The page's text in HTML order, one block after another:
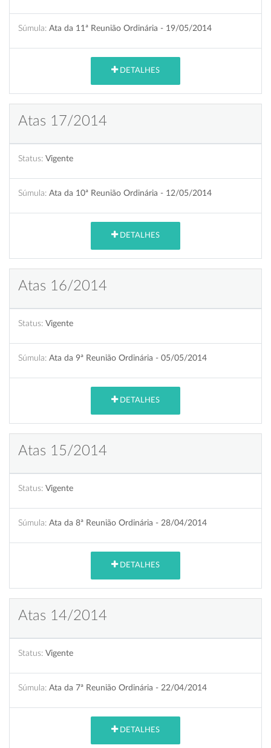
Súmula: Ata da 11ª Reunião Ordinária - 19/05/2014
DETALHES
Atas 17/2014
Status: Vigente
Súmula: Ata da 10ª Reunião Ordinária - 12/05/2014
DETALHES
Atas 16/2014
Status: Vigente
Súmula: Ata da 9ª Reunião Ordinária - 05/05/2014
DETALHES
Atas 15/2014
Status: Vigente
Súmula: Ata da 8ª Reunião Ordinária - 28/04/2014
DETALHES
Atas 14/2014
Status: Vigente
Súmula: Ata da 7ª Reunião Ordinária - 22/04/2014
DETALHES